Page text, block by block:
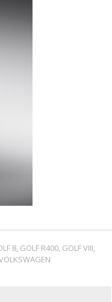
8, GOLF R400, GOLF VIII,